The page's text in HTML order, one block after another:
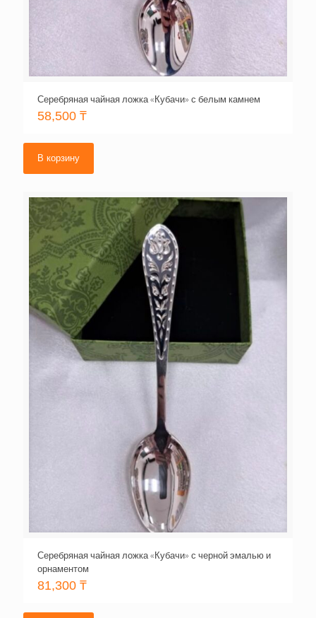
Серебряная чайная ложка «Кубачи» с белым камнем
58,500 ₸
В корзину
Серебряная чайная ложка «Кубачи» с черной эмалью и
орнаментом
81,300 ₸